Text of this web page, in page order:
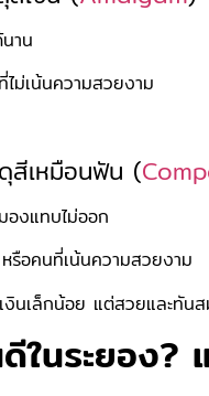
าน
ไม่เน้นความสวยงาม
สีเหมือนฟัน (
องแทบไม่ออก
รือคนที่เน้นความสวยงาม
งินเล็กน้อย แต่สวยและทัน
ในระยอง?